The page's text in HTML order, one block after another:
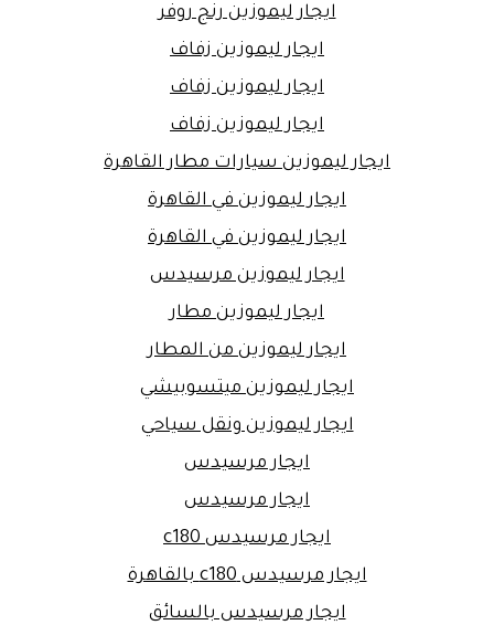
ايجار ليموزين رنج روفر
ايجار ليموزين زفاف
ايجار ليموزين زفاف
ايجار ليموزين زفاف
ايجار ليموزين سيارات مطار القاهرة
ايجار ليموزين في القاهرة
ايجار ليموزين في القاهرة
ايجار ليموزين مرسيدس
ايجار ليموزين مطار
ايجار ليموزين من المطار
ايجار ليموزين ميتسوبيشي
ايجار ليموزين ونقل سياحي
ايجار مرسيدس
ايجار مرسيدس
ايجار مرسيدس c180
ايجار مرسيدس c180 بالقاهرة
ايجار مرسيدس بالسائق